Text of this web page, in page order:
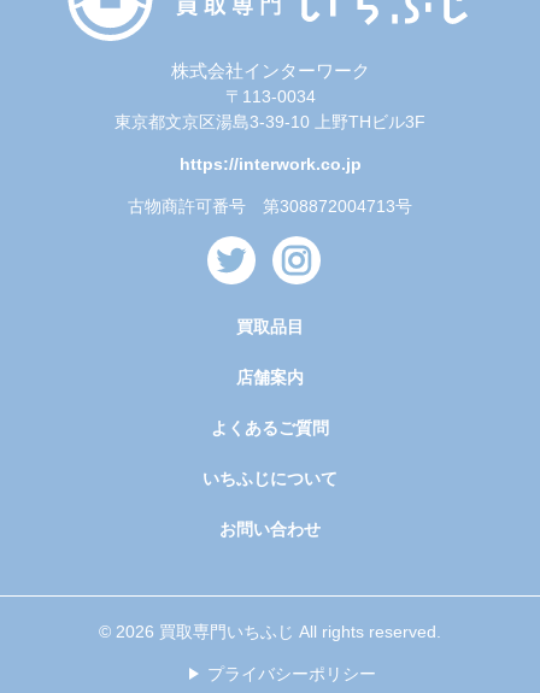
株式会社インターワーク
〒113-0034
東京都文京区湯島3-39-10 上野THビル3F
https://interwork.co.jp
古物商許可番号 第308872004713号
買取品目
店舗案内
よくあるご質問
いちふじについて
お問い合わせ
© 2026 買取専門いちふじ All rights reserved.
プライバシーポリシー